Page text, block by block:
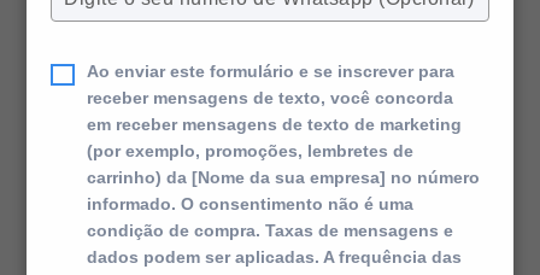
seu
Ao enviar este formulário e se inscrever para
receber mensagens de texto, você concorda
em receber mensagens de texto de marketing
(por exemplo, promoções, lembretes de
carrinho) da [Nome da sua empresa] no número
informado. O consentimento não é uma
condição de compra. Taxas de mensagens e
dados podem ser aplicadas. A frequência das